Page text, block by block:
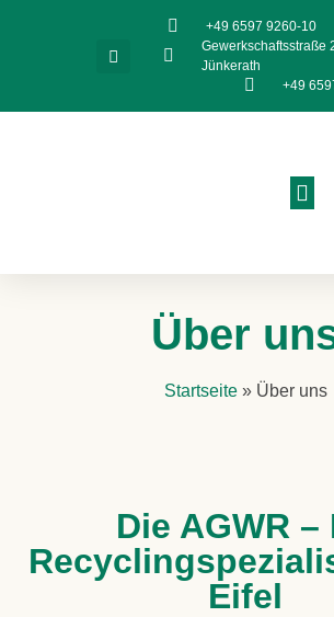
+49 6597 9260-10
Gewerkschaftsstraße
Jünkerath
+49
Über
Startseite» Über uns
Die AGWR –
Eifel